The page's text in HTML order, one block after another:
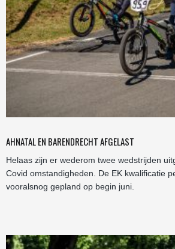
AHNATAL EN BARENDRECHT AFGELAST
Helaas zijn er wederom twee wedstrijden
Covid omstandigheden. De EK kwalificatie
vooralsnog gepland op begin juni.